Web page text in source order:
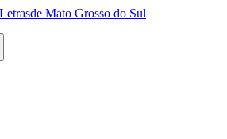
de Mato Grosso do Sul